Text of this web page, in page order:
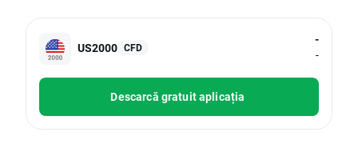
US2000 CFD
-
-
Descarcă gratuit aplicația